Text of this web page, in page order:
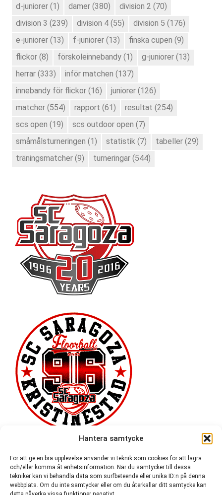
Hantera samtycke
För att ge en bra upplevelse använder vi teknik som cookies för att lagra
och/eller komma åt enhetsinformation. När du samtycker till dessa
tekniker kan vi behandla data som surfbeteende eller unika ID:n på denna
webbplats. Om du inte samtycker eller om du återkallar ditt samtycke kan
d-juniorer (1) damer (380) division 2 (70)
division 3 (239) division 4 (55) division 5 (176)
e-juniorer (13) f-juniorer (13) finska cupen (9)
flickor (8) förskoleinnebandy (1) g-juniorer (13)
herrar (333) inför matchen (137)
innebandy för flickor (16) juniorer (126)
matcher (554) rapport (61) resultat (254)
scs open (19) scs outdoor open (7)
småmålsturneringen (1) statistik (7) tabeller (29)
träningsmatcher (9) turneringar (544)